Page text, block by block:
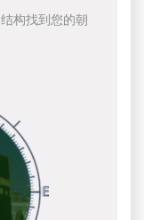
构找到您的朝